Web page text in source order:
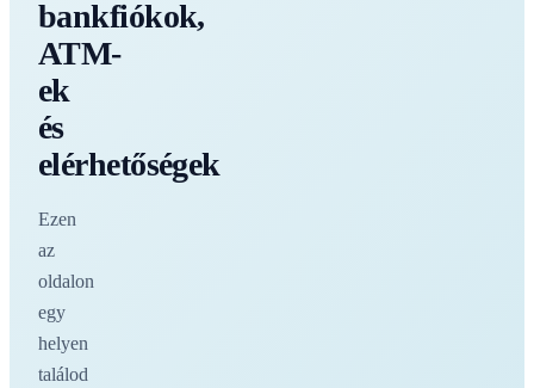
bankfiókok,
ATM-
ek
és
elérhetőségek
Ezen
az
oldalon
egy
helyen
találod